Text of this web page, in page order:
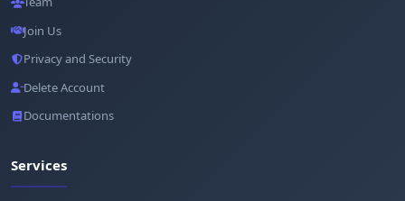
Join Us
Privacy and Security
Delete Account
Documentations
Services